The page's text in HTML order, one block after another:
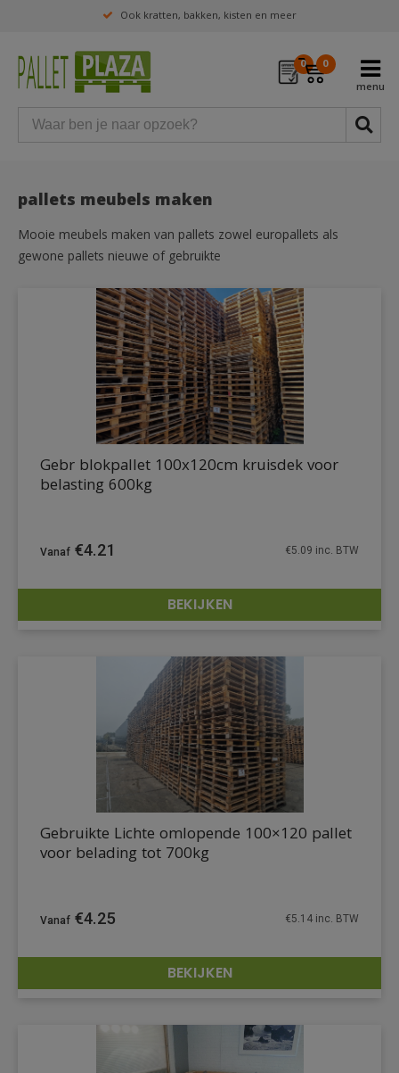
Ook kratten, bakken, kisten en meer
0 0
pallets meubels maken
Mooie meubels maken van pallets zowel europallets als
gewone pallets nieuwe of gebruikte
DETAILS
Gebr blokpallet 100x120cm kruisdek voor
belasting 600kg
€4.21 €5.09 inc. BTW
BEKIJKEN
DETAILS
Gebruikte Lichte omlopende 100×120 pallet
voor belading tot 700kg
€4.25 €5.14 inc. BTW
BEKIJKEN